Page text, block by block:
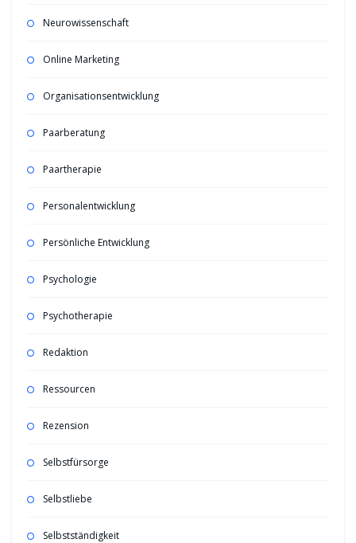
Neurowissenschaft
Online Marketing
Organisationsentwicklung
Paarberatung
Paartherapie
Personalentwicklung
Persönliche Entwicklung
Psychologie
Psychotherapie
Redaktion
Ressourcen
Rezension
Selbstfürsorge
Selbstliebe
Selbstständigkeit